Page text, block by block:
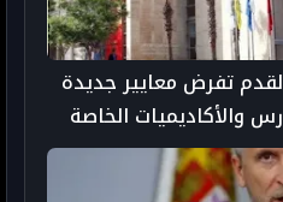
تفرض معايير جديدة
والأكاديميات الخاصة